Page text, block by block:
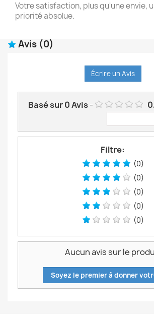
Votre satisfaction, plus qu'une envie,
priorité absolue.
Avis (0)
Écrire un Avis
Basé sur0Avis- 0
Filtre:
(0)
(0)
(0)
(0)
(0)
Aucun avis sur le
Soyez le premier à donner